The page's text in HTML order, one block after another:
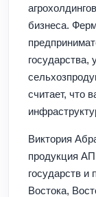
бизнеса.
государства,
считает, что
Виктория
продукция
государств и
Востока,